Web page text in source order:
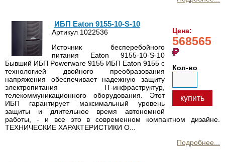
Цена:
568565
Кол-во
купить
ИБП Eaton 9155-10-S-10
Артикул 1022536
Источник бесперебойного
питания Eaton 9155-10-S-10
Бывший ИБП Powerware 9155 ИБП Eaton 9155 с
технологией двойного преобразования
напряжения обеспечивает надежную защиту
электропитания IT-инфраструктур,
телекоммуникационного оборудования. Этот
ИБП гарантирует максимальный уровень
защиты и длительное время автономной
работы, - и все это в современном компактном дизайне.
ТЕХНИЧЕСКИЕ ХАРАКТЕРИСТИКИ О...
Подробнее...